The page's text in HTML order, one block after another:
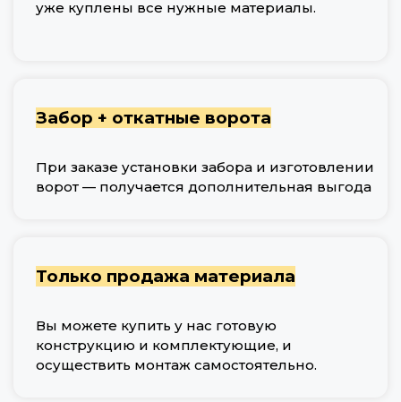
уже куплены все нужные материалы.
Забор + откатные ворота
При заказе установки забора и изготовлении
ворот — получается дополнительная выгода
Только продажа материала
Вы можете купить у нас готовую
конструкцию и комплектующие, и
осуществить монтаж самостоятельно.